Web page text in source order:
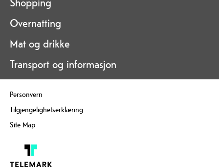
Overnatting
Mat og drikke
Transport og informasjon
Personvern
Tilgjengelighetserklæring
Site Map